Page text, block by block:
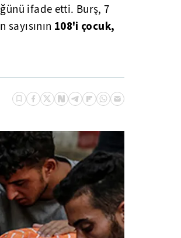
ifade etti. Burş, 7
108'i çocuk,